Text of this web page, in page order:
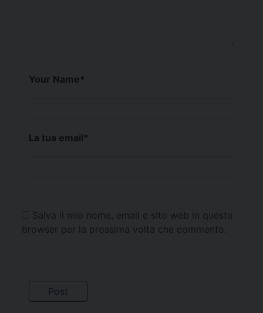
Your Name*
La tua email*
Salva il mio nome, email e sito web in questo
browser per la prossima volta che commento.